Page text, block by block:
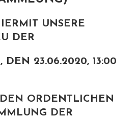
UNSERE
DER
DEN 23.06.2020, 13:00
ORDENTLICHEN
DER